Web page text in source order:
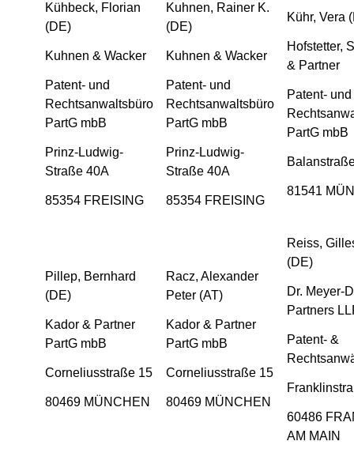
Kühbeck, Florian
(DE)
Kuhnen & Wacker
Patent- und
Rechtsanwaltsbüro
PartG mbB
Prinz-Ludwig-
Straße 40A
85354 FREISING
Kuhnen, Rainer K.
(DE)
Kuhnen & Wacker
Patent- und
Rechtsanwaltsbüro
PartG mbB
Prinz-Ludwig-
Straße 40A
85354 FREISING
Kühr, Vera
Hofstetter,
& Partner
Patent- und
PartG mbB
81541
Pillep, Bernhard
(DE)
Kador & Partner
PartG mbB
Corneliusstraße 15
80469 MÜNCHEN
Racz, Alexander
Peter (AT)
Kador & Partner
PartG mbB
Corneliusstraße 15
80469 MÜNCHEN
Reiss,
(DE)
Dr. Meyer-
Partners
Patent- &
60486
AM MAIN